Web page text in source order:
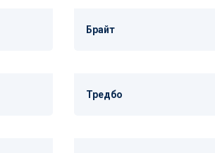
Брайт
Тредбо